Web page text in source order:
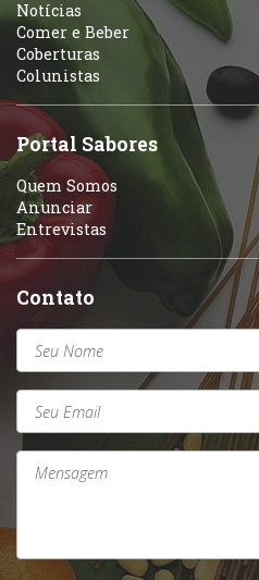
Self-
Notícias
Comer e Beber
Coberturas
Colunistas
Portal Sabores
Quem Somos
Anunciar
Entrevistas
Contato